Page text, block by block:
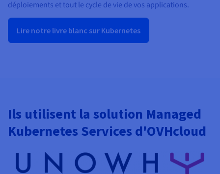
déploiements et tout le cycle de vie de vos applications.
Lire notre livre blanc sur Kubernetes
Ils utilisent la solution Managed
Kubernetes Services d'OVHcloud